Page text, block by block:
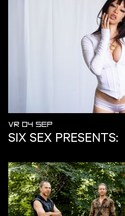
VR 04 SEP
SIX SEX PRESENTS: